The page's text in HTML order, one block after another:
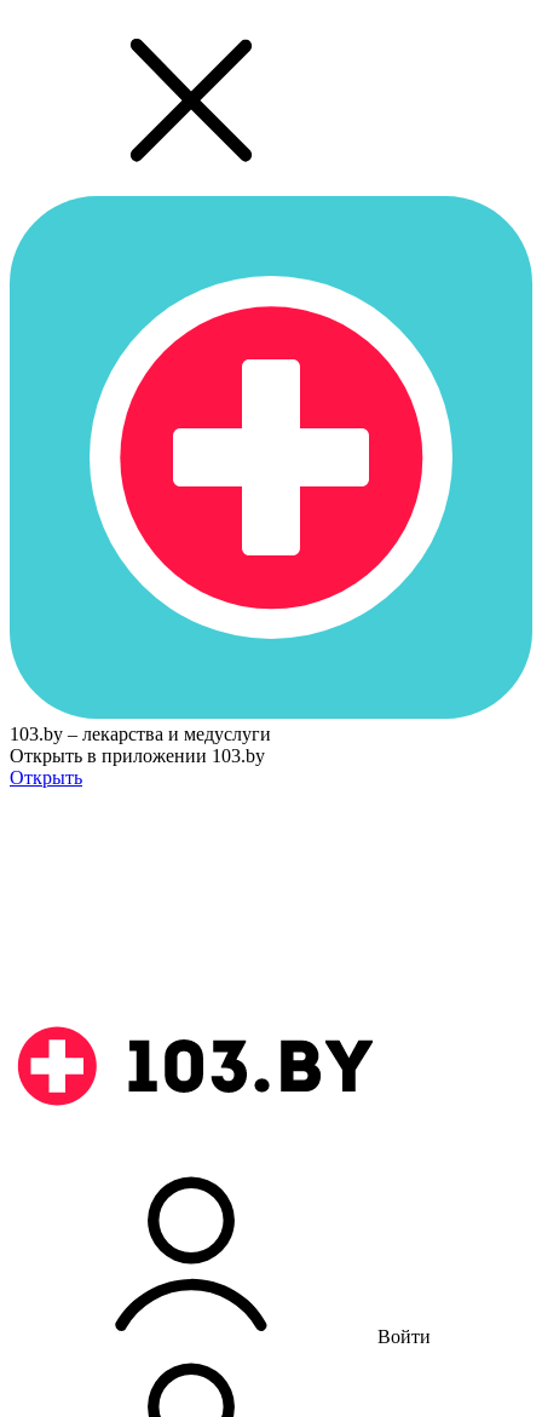
103.by – лекарства и медуслуги
Открыть в приложении 103.by
Открыть
Войти